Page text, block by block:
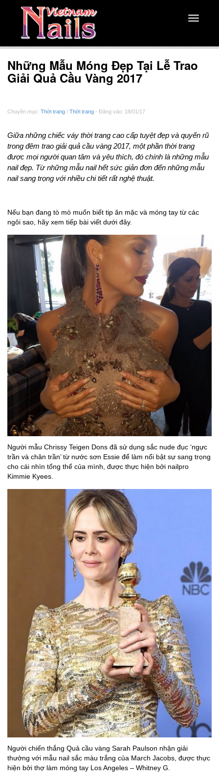
Toggle
Những Mẫu Móng Đẹp Tại Lễ Trao
Giải Quả Cầu Vàng 2017
Chuyên mục: Thời trang / Thời trang - Đăng vào: 18/01/17
Giữa những chiếc váy thời trang cao cấp tuyệt đẹp và quyến rũ
trong đêm trao giải quả cầu vàng 2017, một phần thời trang
được mọi người quan tâm và yêu thích, đó chính là những mẫu
nail đẹp. Từ những mẫu nail hết sức giản đơn đến những mẫu
nail sang trọng với nhiều chi tiết rất nghệ thuật.
Nếu bạn đang tò mò muốn biết tip ăn mặc và móng tay từ các
ngôi sao, hãy xem tiếp bài viết dưới đây.
Người mẫu Chrissy Teigen Dons đã sử dụng sắc nude đục ‘ngực
trần và chân trần’ từ nước sơn Essie để làm nổi bật sự sang trọng
cho cái nhìn tổng thể của mình, được thực hiện bởi nailpro
Kimmie Kyees.
Người chiến thắng Quả cầu vàng Sarah Paulson nhận giải
thưởng với mẫu nail sắc màu trắng của March Jacobs, được thực
hiện bởi thợ làm móng tay Los Angeles – Whitney G.